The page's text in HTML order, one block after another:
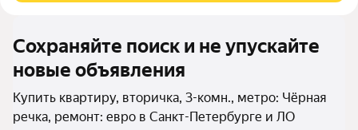
Сохраняйте поиск и не упускайте
новые объявления
Купить квартиру, вторичка, 3-комн., метро: Чёрная
речка, ремонт: евро в Санкт-Петербурге и ЛО